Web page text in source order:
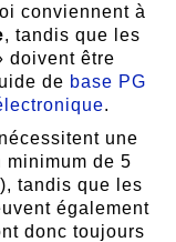
conviennent à
, tandis que les
doivent être
de base PG
.
une
minimum de 5
tandis que les
également
donc toujours